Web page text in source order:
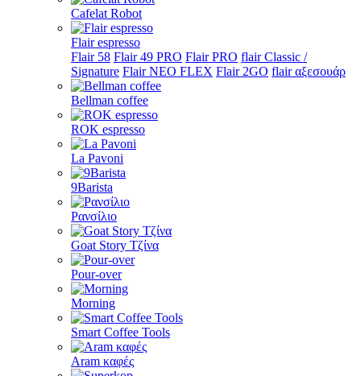
Cafelat Robot
Flair espresso
Flair 58 Flair 49 PRO Flair PRO flair Classic /
Signature Flair NEO FLEX Flair 2GO flair αξεσουάρ
Bellman coffee
ROK espresso
La Pavoni
9Barista
Ρανσίλιο
Goat Story Τζίνα
Pour-over
Morning
Smart Coffee Tools
Aram καφές